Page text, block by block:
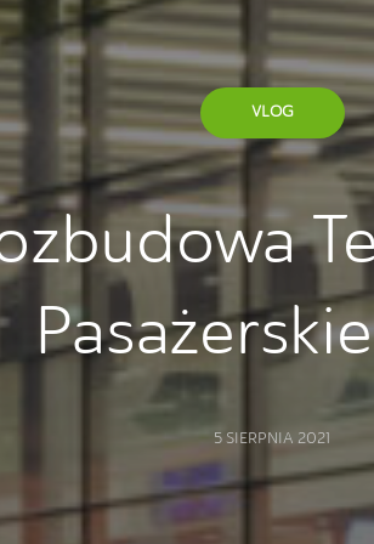
VLOG
5 SIERPNIA 2021